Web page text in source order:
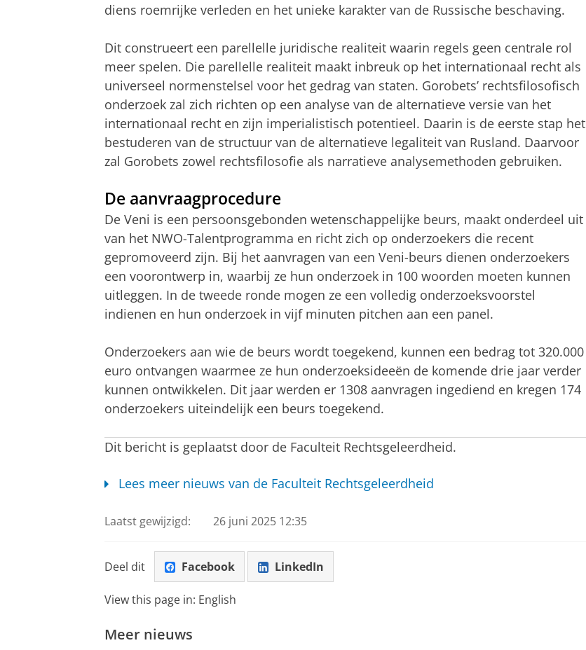
diens roemrijke verleden en het unieke karakter van de Russische beschaving.
Dit construeert een parellelle juridische realiteit waarin regels geen centrale rol
meer spelen. Die parellelle realiteit maakt inbreuk op het internationaal recht als
universeel normenstelsel voor het gedrag van staten. Gorobets’ rechtsfilosofisch
onderzoek zal zich richten op een analyse van de alternatieve versie van het
internationaal recht en zijn imperialistisch potentieel. Daarin is de eerste stap het
bestuderen van de structuur van de alternatieve legaliteit van Rusland. Daarvoor
zal Gorobets zowel rechtsfilosofie als narratieve analysemethoden gebruiken.
De aanvraagprocedure
De Veni is een persoonsgebonden wetenschappelijke beurs, maakt onderdeel uit
van het NWO-Talentprogramma en richt zich op onderzoekers die recent
gepromoveerd zijn. Bij het aanvragen van een Veni-beurs dienen onderzoekers
een voorontwerp in, waarbij ze hun onderzoek in 100 woorden moeten kunnen
uitleggen. In de tweede ronde mogen ze een volledig onderzoeksvoorstel
indienen en hun onderzoek in vijf minuten pitchen aan een panel.
Onderzoekers aan wie de beurs wordt toegekend, kunnen een bedrag tot 320.000
euro ontvangen waarmee ze hun onderzoeksideeën de komende drie jaar verder
kunnen ontwikkelen. Dit jaar werden er 1308 aanvragen ingediend en kregen 174
onderzoekers uiteindelijk een beurs toegekend.
Dit bericht is geplaatst door de Faculteit Rechtsgeleerdheid.
Lees meer nieuws van de Faculteit Rechtsgeleerdheid
Laatst gewijzigd: 26 juni 2025 12:35
Deel dit Facebook LinkedIn
View this page in: English
Meer nieuws